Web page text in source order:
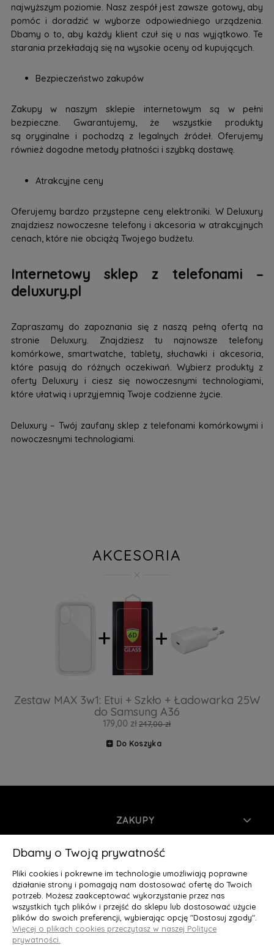
najwyższym poziomie. Nasz zespół jest zawsze gotowy, aby
pomóc i doradzić w wyborze odpowiedniego urządzenia.
Dbamy o to, aby każdy klient czuł się u nas wyjątkowo. Te
starania przekładają się na wysokie oceny od kupujących.
Bezpieczeństwo zakupów
Zakupy w naszym sklepie internetowym są w pełni
bezpieczne. Gwarantujemy, że wszystkie produkty
są oryginalne i pochodzą z legalnych źródeł. Oferujemy
również dogodne metody płatności i szybką dostawę.
Atrakcyjne ceny
Oferujemy bardzo przystepne ceny elektroniki. W Deluxury
znajdziesz nowoczesne telefony i akcesoria w atrakcyjnych
cenach, które nie obciążą Twojego budżetu.
Internetowy sklep z telefonami –
deluxury.pl
Zapraszamy do zapoznania się z naszą pełną ofertą na
stronie Deluxury. Znajdziesz tu najnowsze telefony
komórkowe, smartwatche, tablety, słuchawki i akcesoria,
które pasują do różnych oczekiwań. Wybierz produkty z
oferty Deluxury i ciesz się nowoczesnymi technologiami,
które ułatwią i uprzyjemnią Twoje codzienne życie.
Deluxury – Twój zaufany sklep z telefonami komórkowymi i
nowoczesnymi technologiami.
AKCESORIA
Zestaw MAX 3w1: Etui + Szkło + Ładowarka 25W
do Samsung A36
179,00 zł 247,00 zł
Do Koszyka
ZAKUPY
INFORMACJE
MOJE KONTO
O NAS
Deluxury.pl
Dbamy o Twoją prywatność
Pliki cookies i pokrewne im technologie umożliwiają poprawne
działanie strony i pomagają nam dostosować ofertę do Twoich
potrzeb. Możesz zaakceptować wykorzystanie przez nas
wszystkich tych plików i przejść do sklepu lub dostosować użycie
plików do swoich preferencji, wybierając opcję "Dostosuj zgody".
Więcej o plikach cookies przeczytasz w naszej Polityce
prywatności.